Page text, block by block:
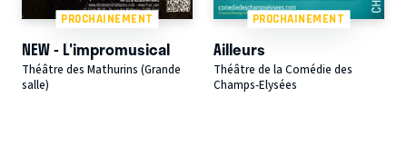
PROCHAINEMENT
NEW - L'impromusical
Théâtre des Mathurins (Grande
salle)
PROCHAINEMENT
Ailleurs
Théâtre de la Comédie des
Champs-Elysées